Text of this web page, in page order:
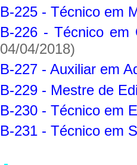
B-225 - Técnico em
B-226 - Técnico
04/04/2018)
B-227 - Auxiliar em
B-229 - Mestre de
B-230 - Técnico em
B-231 - Técnico em